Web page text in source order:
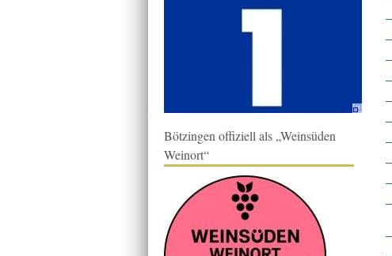
Bötzingen offiziell als „Weinsüden
Weinort“